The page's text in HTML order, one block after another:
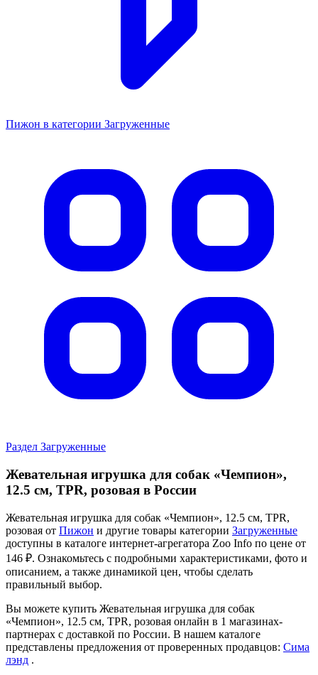
Пижон в категории Загруженные
Раздел Загруженные
Жевательная игрушка для собак «Чемпион»,
12.5 см, TPR, розовая в России
Жевательная игрушка для собак «Чемпион», 12.5 см, TPR,
розовая от Пижон и другие товары категории Загруженные
доступны в каталоге интернет-агрегатора Zoo Info по цене от
146 ₽. Ознакомьтесь с подробными характеристиками, фото и
описанием, а также динамикой цен, чтобы сделать
правильный выбор.
Вы можете купить Жевательная игрушка для собак
«Чемпион», 12.5 см, TPR, розовая онлайн в 1 магазинах-
партнерах с доставкой по России. В нашем каталоге
представлены предложения от проверенных продавцов: Сима
лэнд .